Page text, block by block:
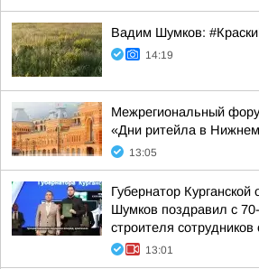
Вадим Шумков:
14:19
Межрегиональный
«Дни ритейла в
13:05
Губернатор
Шумков поздравил с
строителя сотрудников
13:01